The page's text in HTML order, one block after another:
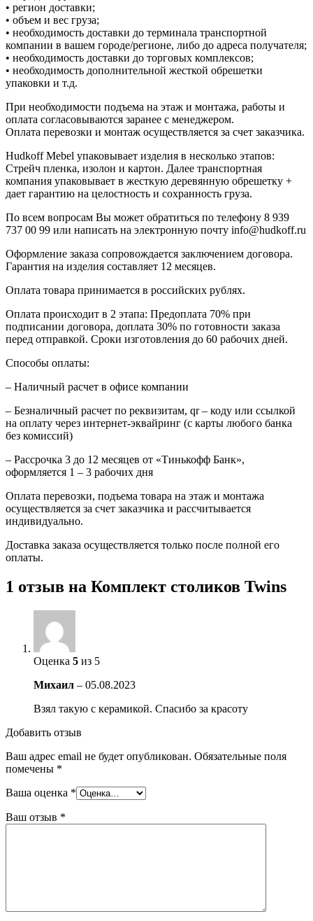
• регион доставки;
• объем и вес груза;
• необходимость доставки до терминала транспортной
компании в вашем городе/регионе, либо до адреса получателя;
• необходимость доставки до торговых комплексов;
• необходимость дополнительной жесткой обрешетки
упаковки и т.д.
При необходимости подъема на этаж и монтажа, работы и
оплата согласовываются заранее с менеджером.
Оплата перевозки и монтаж осуществляется за счет заказчика.
Hudkoff Mebel упаковывает изделия в несколько этапов:
Стрейч пленка, изолон и картон. Далее транспортная
компания упаковывает в жесткую деревянную обрешетку +
дает гарантию на целостность и сохранность груза.
По всем вопросам Вы может обратиться по телефону 8 939
737 00 99 или написать на электронную почту info@hudkoff.ru
Оформление заказа сопровождается заключением договора.
Гарантия на изделия составляет 12 месяцев.
Оплата товара принимается в российских рублях.
Оплата происходит в 2 этапа: Предоплата 70% при
подписании договора, доплата 30% по готовности заказа
перед отправкой. Сроки изготовления до 60 рабочих дней.
Способы оплаты:
– Наличный расчет в офисе компании
– Безналичный расчет по реквизитам, qr – коду или ссылкой
на оплату через интернет-эквайринг (с карты любого банка
без комиссий)
– Рассрочка 3 до 12 месяцев от «Тинькофф Банк»,
оформляется 1 – 3 рабочих дня
Оплата перевозки, подъема товара на этаж и монтажа
осуществляется за счет заказчика и рассчитывается
индивидуально.
Доставка заказа осуществляется только после полной его
оплаты.
1 отзыв на Комплект столиков Twins
Оценка 5 из 5
Михаил – 05.08.2023
Взял такую с керамикой. Спасибо за красоту
Добавить отзыв
Ваш адрес email не будет опубликован. Обязательные поля
помечены *
Ваша оценка *
Ваш отзыв *